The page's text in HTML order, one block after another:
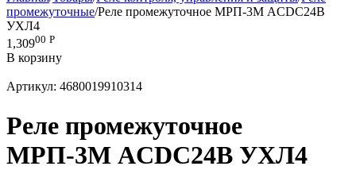
промежуточные/Реле промежуточное МРП-3М ACDC24В
УХЛ4
1,30900 Р
В корзину
Артикул: 4680019910314
Реле промежуточное
МРП-3М ACDC24В УХЛ4